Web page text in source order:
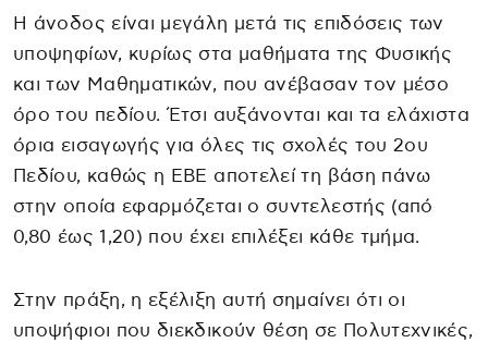
Η άνοδος είναι μεγάλη μετά τις επιδόσεις των
υποψηφίων, κυρίως στα μαθήματα της Φυσικής
και των Μαθηματικών, που ανέβασαν τον μέσο
όρο του πεδίου. Έτσι αυξάνονται και τα ελάχιστα
όρια εισαγωγής για όλες τις σχολές του 2ου
Πεδίου, καθώς η ΕΒΕ αποτελεί τη βάση πάνω
στην οποία εφαρμόζεται ο συντελεστής (από
0,80 έως 1,20) που έχει επιλέξει κάθε τμήμα.
Στην πράξη, η εξέλιξη αυτή σημαίνει ότι οι
υποψήφιοι που διεκδικούν θέση σε Πολυτεχνικές,